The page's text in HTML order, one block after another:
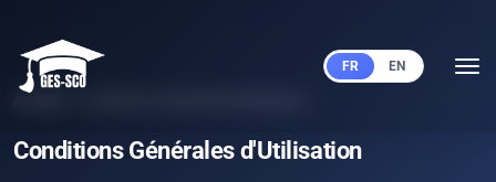
FR EN
Conditions Générales d'Utilisation